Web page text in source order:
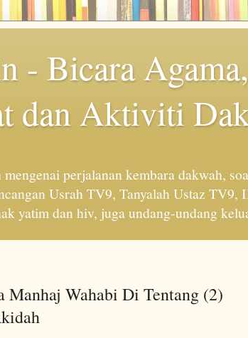
- Bicara
dan Aktiviti
perjalanan kembara dakwah,
Usrah TV9, Tanyalah Ustaz
yatim dan hiv, juga undang-undang
Manhaj Wahabi Di Tentang (2)